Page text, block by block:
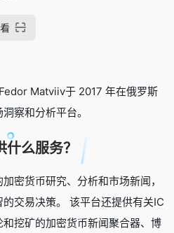
Matviiv于 2017 年在俄罗斯
察和分析平台。
么服务？
密货币研究、分析和市场新闻，
交易决策。 该平台还提供有关IC
挖矿的加密货币新闻聚合器、博